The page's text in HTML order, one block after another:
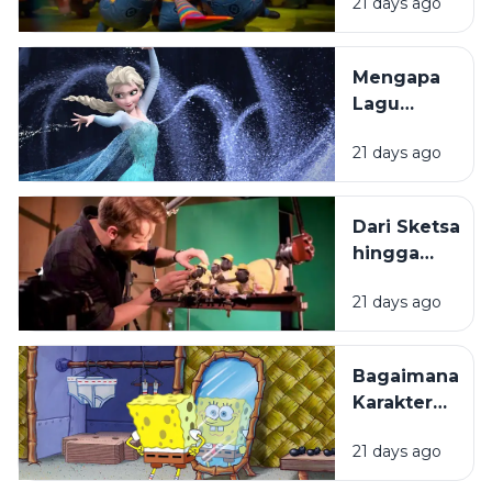
Animasi
Penonton
Selalu
Mengapa
Lagu
Film
Animasi
Melekat di
Ingatan?
21 days ago
Dari Sketsa
hingga
Lebar:
Bagaimana
Animasi
Diproduksi?
21 days ago
Bagaimana
Karakter
Dibuat
hingga
21 days ago